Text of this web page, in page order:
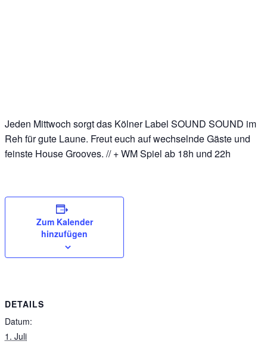
Jeden Mittwoch sorgt das Kölner Label SOUND SOUND im
Reh für gute Laune. Freut euch auf wechselnde Gäste und
feinste House Grooves. // + WM Spiel ab 18h und 22h
Zum Kalender
hinzufügen
DETAILS
Datum:
1. Juli